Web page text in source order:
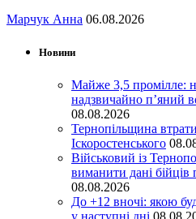
Марчук Анна 06.08.2026
Новини
Майже 3,5 промілле:
надзвичайно п’яний
08.08.2026
Тернопільщина
Іскоростенського
Військовий із
виманити дані
08.08.2026
До +12 вночі: якою
у наступні дні